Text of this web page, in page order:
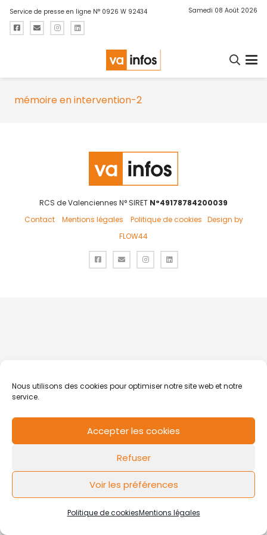
Nous utilisons des cookies pour optimiser notre site web et notre
service.
Accepter les cookies
Refuser
Voir les préférences
Politique de cookiesMentions légales
Service de presse en ligne N° 0926 W 92434 Samedi 08 Août 2026
mémoire en intervention-2
RCS de Valenciennes N° SIRET N°49178784200039
Contact
Mentions légales Politique de cookies Design by
FLOW44